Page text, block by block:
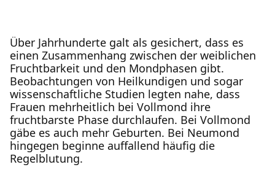
Über Jahrhunderte galt als gesichert, dass es
einen Zusammenhang zwischen der weiblichen
Fruchtbarkeit und den Mondphasen gibt.
Beobachtungen von Heilkundigen und sogar
wissenschaftliche Studien legten nahe, dass
Frauen mehrheitlich bei Vollmond ihre
fruchtbarste Phase durchlaufen. Bei Vollmond
gäbe es auch mehr Geburten. Bei Neumond
hingegen beginne auffallend häufig die
Regelblutung.